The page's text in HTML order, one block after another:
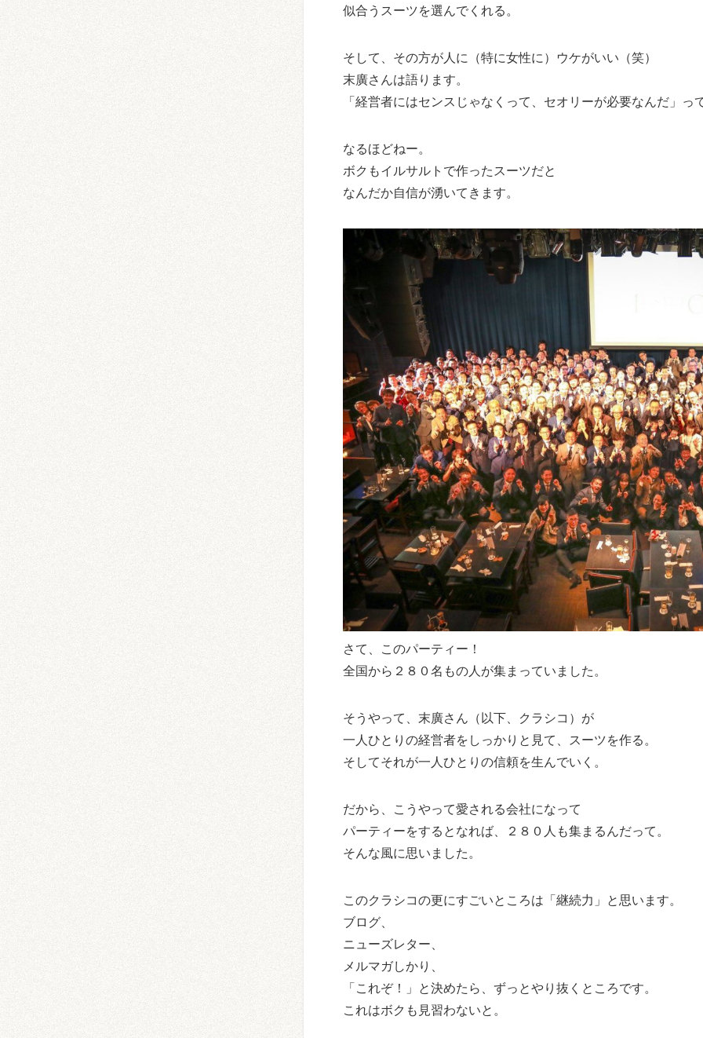
似合うスーツを選んでくれる。
そして、その方が人に（特に女性に）ウケがいい（笑）
末廣さんは語ります。
「経営者にはセンスじゃなくって、セオリーが必要なんだ」っ
なるほどねー。
ボクもイルサルトで作ったスーツだと
なんだか自信が湧いてきます。
さて、このパーティー！
全国から２８０名もの人が集まっていました。
そうやって、末廣さん（以下、クラシコ）が
一人ひとりの経営者をしっかりと見て、スーツを作る。
そしてそれが一人ひとりの信頼を生んでいく。
だから、こうやって愛される会社になって
パーティーをするとなれば、２８０人も集まるんだって。
そんな風に思いました。
このクラシコの更にすごいところは「継続力」と思います。
ブログ、
ニューズレター、
メルマガしかり、
「これぞ！」と決めたら、ずっとやり抜くところです。
これはボクも見習わないと。